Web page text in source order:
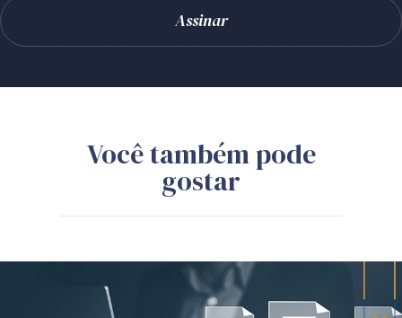
Você também pode
gostar